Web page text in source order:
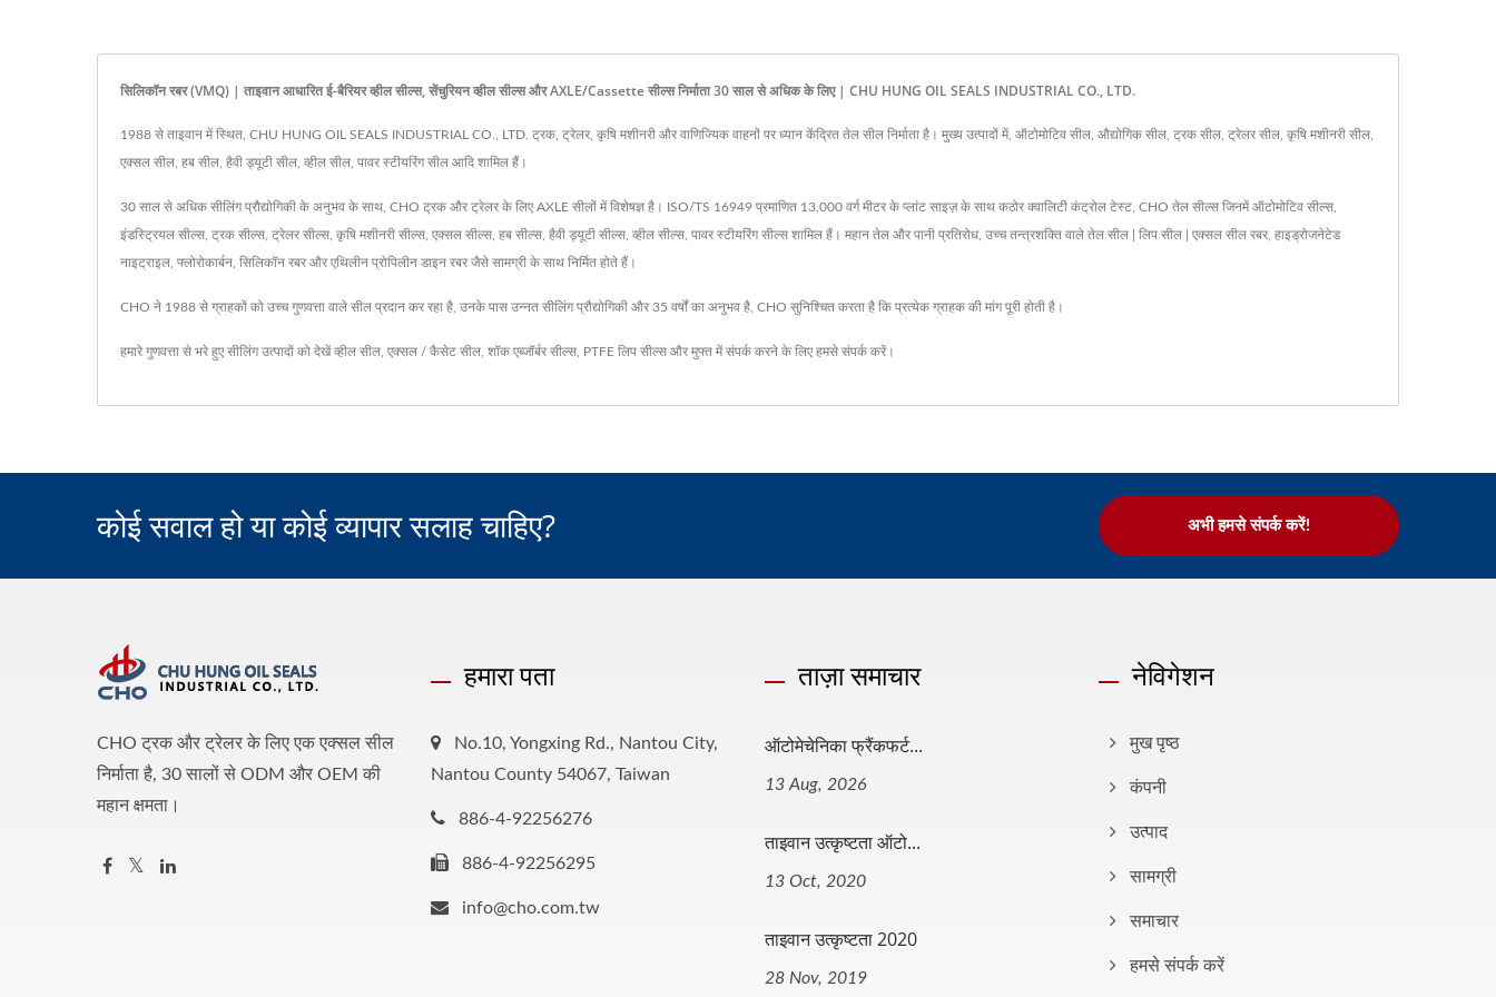
सिलिकॉन रबर (VMQ) | ताइवान आधारित ई-बैरियर व्हील सील्स, सेंचुरियन व्हील सील्स और AXLE/Cassette सील्स निर्माता 30 साल से अधिक के लिए | CHU HUNG OIL SEALS INDUSTRIAL CO., LTD.
1988 से ताइवान में स्थित, CHU HUNG OIL SEALS INDUSTRIAL CO., LTD. ट्रक, ट्रेलर, कृषि मशीनरी और वाणिज्यिक वाहनों पर ध्यान केंद्रित तेल सील निर्माता है। मुख्य उत्पादों में, ऑटोमोटिव सील, औद्योगिक सील, ट्रक सील, ट्रेलर सील, कृषि मशीनरी सील,
एक्सल सील, हब सील, हैवी ड्यूटी सील, व्हील सील, पावर स्टीयरिंग सील आदि शामिल हैं।
30 साल से अधिक सीलिंग प्रौद्योगिकी के अनुभव के साथ, CHO ट्रक और ट्रेलर के लिए AXLE सीलों में विशेषज्ञ है। ISO/TS 16949 प्रमाणित 13,000 वर्ग मीटर के प्लांट साइज़ के साथ कठोर क्वालिटी कंट्रोल टेस्ट, CHO तेल सील्स जिनमें ऑटोमोटिव सील्स,
इंडस्ट्रियल सील्स, ट्रक सील्स, ट्रेलर सील्स, कृषि मशीनरी सील्स, एक्सल सील्स, हब सील्स, हैवी ड्यूटी सील्स, व्हील सील्स, पावर स्टीयरिंग सील्स शामिल हैं। महान तेल और पानी प्रतिरोध, उच्च तन्त्रशक्ति वाले तेल सील | लिप सील | एक्सल सील रबर, हाइड्रोजनेटेड
नाइट्राइल, फ्लोरोकार्बन, सिलिकॉन रबर और एथिलीन प्रोपिलीन डाइन रबर जैसे सामग्री के साथ निर्मित होते हैं।
CHO ने 1988 से ग्राहकों को उच्च गुणवत्ता वाले सील प्रदान कर रहा है, उनके पास उन्नत सीलिंग प्रौद्योगिकी और 35 वर्षों का अनुभव है, CHO सुनिश्चित करता है कि प्रत्येक ग्राहक की मांग पूरी होती है।
हमारे गुणवत्ता से भरे हुए सीलिंग उत्पादों को देखेंव्हील सील एक्सल / कैसेट सील शॉक एब्जॉर्बर सील्स PTFE लिप सील्स और मुफ्त में संपर्क करने के लिए हमसे संपर्क करें।
कोई सवाल हो या कोई व्यापार सलाह चाहिए? अभी हमसे संपर्क करें!
CHO ट्रक और ट्रेलर के लिए एक एक्सल सील
निर्माता है, 30 सालों से ODM और OEM की
महान क्षमता।
हमारा पता
No.10, Yongxing Rd., Nantou City,
Nantou County 54067, Taiwan
886-4-92256276
886-4-92256295
info@cho.com.tw
ताज़ा समाचार
ऑटोमेचेनिका फ्रैंकफर्ट...
13 Aug, 2026
ताइवान उत्कृष्टता ऑटो...
13 Oct, 2020
ताइवान उत्कृष्टता 2020
28 Nov, 2019
नेविगेशन
मुख पृष्ठ
कंपनी
उत्पाद
सामग्री
समाचार
हमसे संपर्क करें